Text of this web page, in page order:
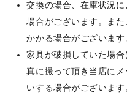
交換の場合、在庫状況
場合がございます。ま
かかる場合がございます
家具が破損していた場
真に撮って頂き当店に
いする場合がございます